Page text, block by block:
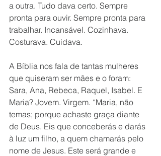
a outra. Tudo dava certo. Sempre
pronta para ouvir. Sempre pronta para
trabalhar. Incansável. Cozinhava.
Costurava. Cuidava.
A Bíblia nos fala de tantas mulheres
que quiseram ser mães e o foram:
Sara, Ana, Rebeca, Raquel, Isabel. E
Maria? Jovem. Virgem. “Maria, não
temas; porque achaste graça diante
de Deus. Eis que conceberás e darás
à luz um filho, a quem chamarás pelo
nome de Jesus. Este será grande e